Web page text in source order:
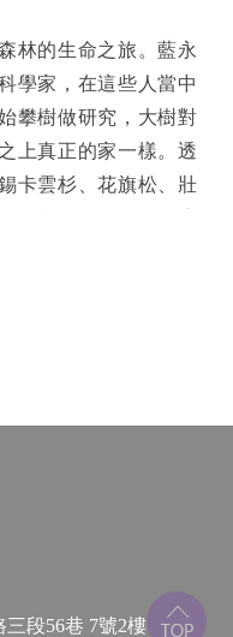
的生命之旅。藍永
學家，在這些人當中
攀樹做研究，大樹對
上真正的家一樣。透
卡雲杉、花旗松、壯
不僅瞭解大樹奧妙
之美即便只是人的浪
段56巷 7號2樓